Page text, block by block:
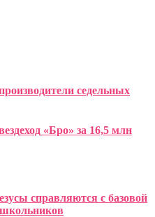
седельных
«Бро» за 16,5 млн
справляются с базовой